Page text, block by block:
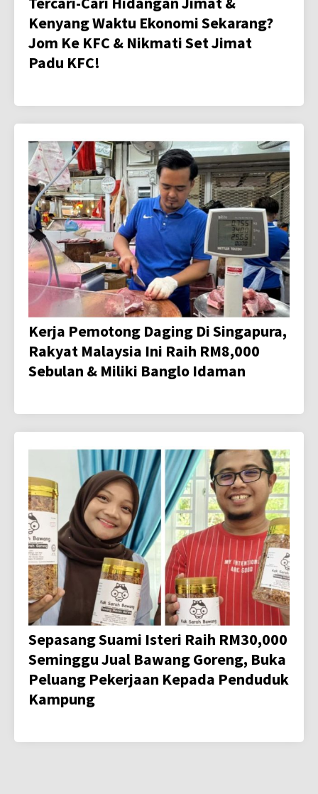
Kenyang Waktu Ekonomi Sekarang?
Jom Ke KFC & Nikmati Set Jimat
Padu KFC!
Kerja Pemotong Daging Di Singapura,
Rakyat Malaysia Ini Raih RM8,000
Sebulan & Miliki Banglo Idaman
Sepasang Suami Isteri Raih RM30,000
Seminggu Jual Bawang Goreng, Buka
Peluang Pekerjaan Kepada Penduduk
Kampung